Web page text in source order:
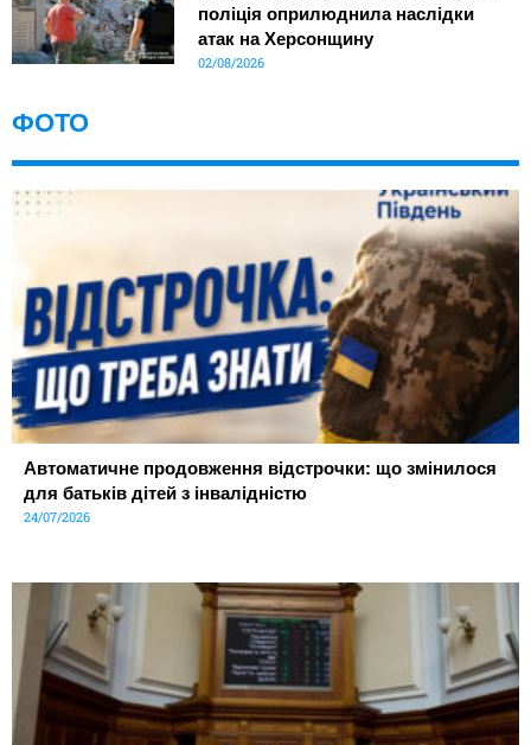
поліція оприлюднила наслідки
атак на Херсонщину
02/08/2026
ФОТО
Автоматичне продовження відстрочки: що змінилося
для батьків дітей з інвалідністю
24/07/2026